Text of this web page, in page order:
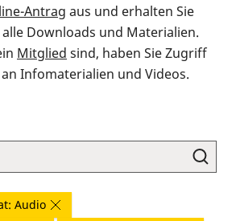
Antrag aus und erhalten Sie
Downloads und Materialien.
Mitglied sind, haben Sie Zugriff
Infomaterialien und Videos.
Audio